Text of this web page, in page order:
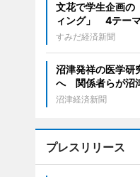
文花で学生企画の
ィング」 4テー
すみだ経済新聞
沼津発祥の医学研
へ 関係者らが沼
沼津経済新聞
プレスリリース